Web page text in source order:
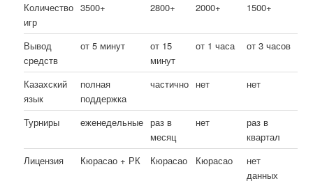
Количество
игр
3500+ 2800+ 2000+ 1500+
Вывод
средств
от 5 минут
от 15
минут
от 1 часа от 3 часов
Казахский
язык
полная
поддержка
частично нет нет
Турниры еженедельные раз в
месяц
нет
раз в
квартал
Лицензия
Кюрасао + РК Кюрасао Кюрасао
нет
данных